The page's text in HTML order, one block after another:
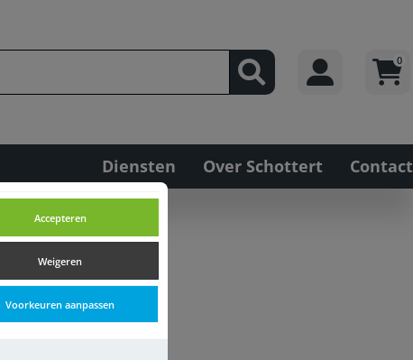
Accepteren
Weigeren
Voorkeuren aanpassen
0
Diensten Over Schottert Contact